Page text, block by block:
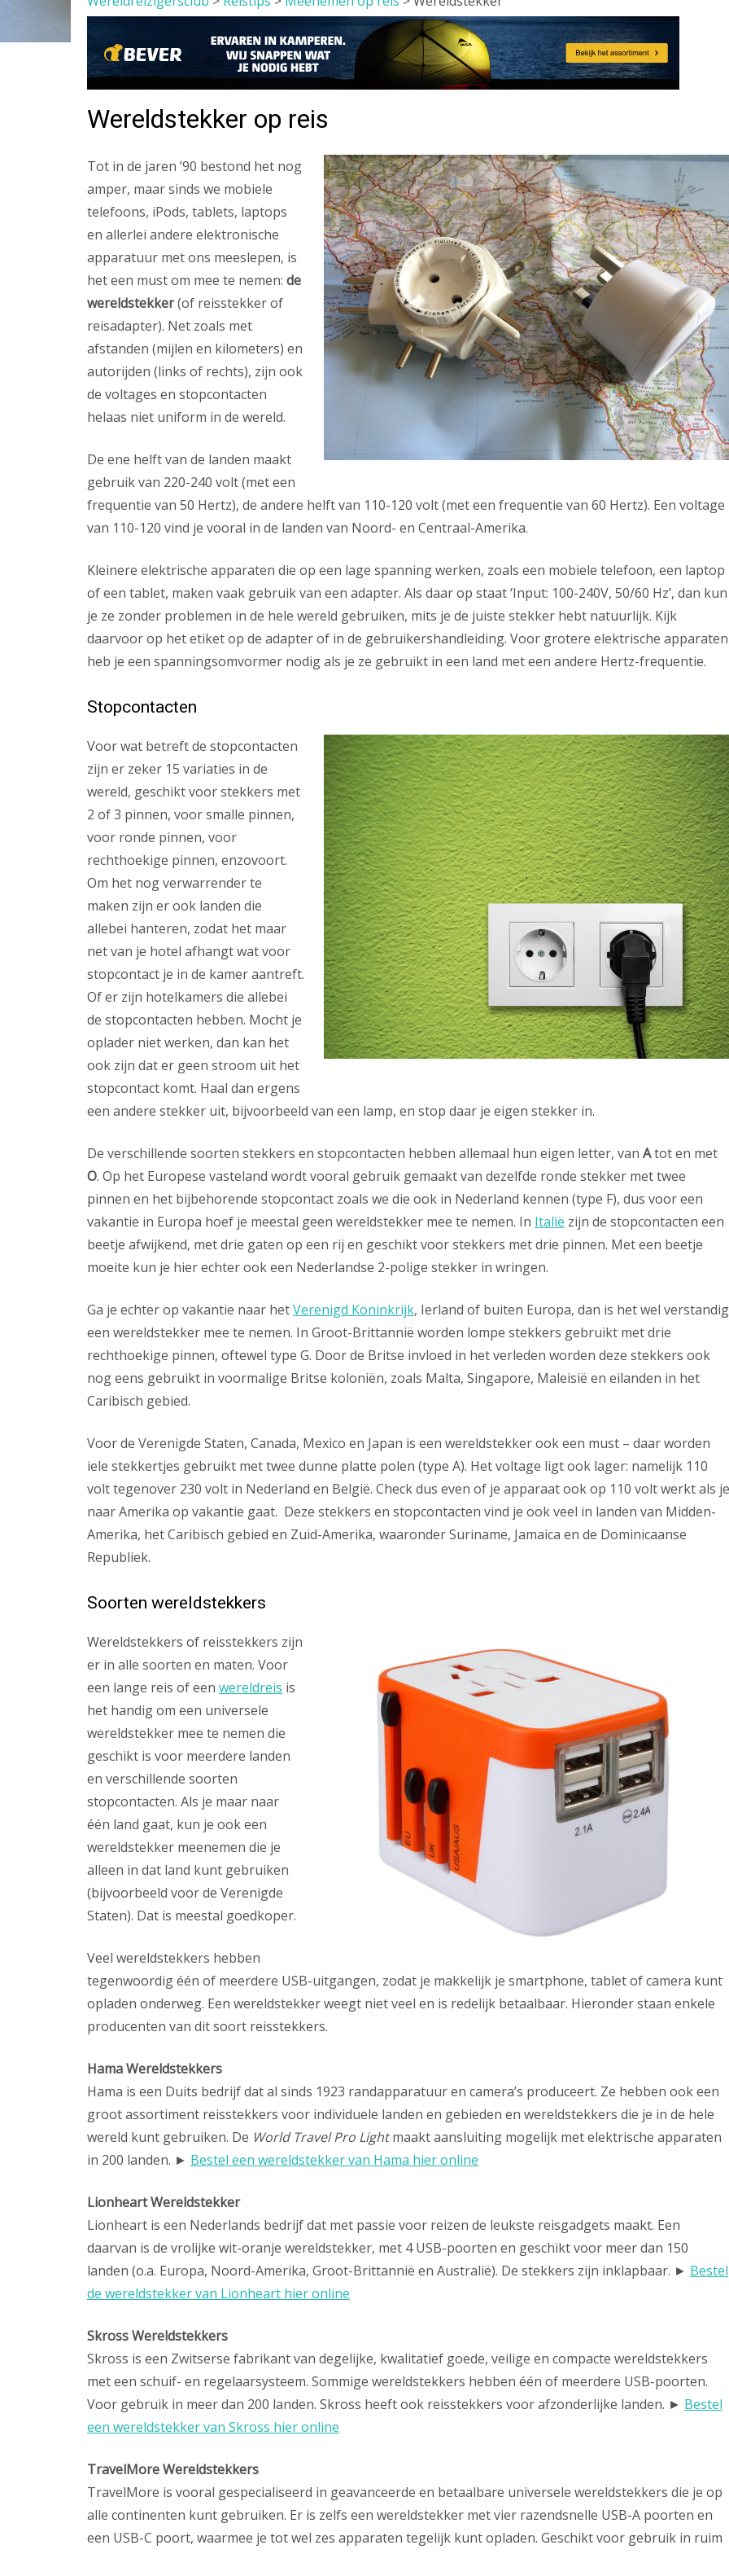
Wereldstekker op reis
Tot in de jaren ’90 bestond het nog
amper, maar sinds we mobiele
telefoons, iPods, tablets, laptops
en allerlei andere elektronische
apparatuur met ons meeslepen, is
het een must om mee te nemen: de
wereldstekker(of reisstekker of
reisadapter). Net zoals met
afstanden (mijlen en kilometers) en
autorijden (links of rechts), zijn ook
de voltages en stopcontacten
helaas niet uniform in de wereld.
De ene helft van de landen maakt
gebruik van 220-240 volt (met een
frequentie van 50 Hertz), de andere helft van 110-120 volt (met een frequentie van 60 Hertz). Een voltage
van 110-120 vind je vooral in de landen van Noord- en Centraal-Amerika.
Kleinere elektrische apparaten die op een lage spanning werken, zoals een mobiele telefoon, een laptop
of een tablet, maken vaak gebruik van een adapter. Als daar op staat ‘Input: 100-240V, 50/60 Hz’, dan kun
je ze zonder problemen in de hele wereld gebruiken, mits je de juiste stekker hebt natuurlijk. Kijk
daarvoor op het etiket op de adapter of in de gebruikershandleiding. Voor grotere elektrische apparaten
heb je een spanningsomvormer nodig als je ze gebruikt in een land met een andere Hertz-frequentie.
Stopcontacten
Voor wat betreft de stopcontacten
zijn er zeker 15 variaties in de
wereld, geschikt voor stekkers met
2 of 3 pinnen, voor smalle pinnen,
voor ronde pinnen, voor
rechthoekige pinnen, enzovoort.
Om het nog verwarrender te
maken zijn er ook landen die
allebei hanteren, zodat het maar
net van je hotel afhangt wat voor
stopcontact je in de kamer aantreft.
Of er zijn hotelkamers die allebei
de stopcontacten hebben. Mocht je
oplader niet werken, dan kan het
ook zijn dat er geen stroom uit het
stopcontact komt. Haal dan ergens
een andere stekker uit, bijvoorbeeld van een lamp, en stop daar je eigen stekker in.
De verschillende soorten stekkers en stopcontacten hebben allemaal hun eigen letter, van Atot en met
O. Op het Europese vasteland wordt vooral gebruik gemaakt van dezelfde ronde stekker met twee
pinnen en het bijbehorende stopcontact zoals we die ook in Nederland kennen (type F), dus voor een
vakantie in Europa hoef je meestal geen wereldstekker mee te nemen. In Italië zijn de stopcontacten een
beetje afwijkend, met drie gaten op een rij en geschikt voor stekkers met drie pinnen. Met een beetje
moeite kun je hier echter ook een Nederlandse 2-polige stekker in wringen.
Ga je echter op vakantie naar hetVerenigd Koninkrijk, Ierland of buiten Europa, dan is het wel verstandig
een wereldstekker mee te nemen. In Groot-Brittannië worden lompe stekkers gebruikt met drie
rechthoekige pinnen, oftewel type G. Door de Britse invloed in het verleden worden deze stekkers ook
nog eens gebruikt in voormalige Britse koloniën, zoals Malta, Singapore, Maleisië en eilanden in het
Caribisch gebied.
Voor de Verenigde Staten, Canada, Mexico en Japan is een wereldstekker ook een must – daar worden
iele stekkertjes gebruikt met twee dunne platte polen (type A). Het voltage ligt ook lager: namelijk 110
volt tegenover 230 volt in Nederland en België. Check dus even of je apparaat ook op 110 volt werkt als je
naar Amerika op vakantie gaat. Deze stekkers en stopcontacten vind je ook veel in landen van Midden-
Amerika, het Caribisch gebied en Zuid-Amerika, waaronder Suriname, Jamaica en de Dominicaanse
Republiek.
Soorten wereldstekkers
Wereldstekkers of reisstekkers zijn
er in alle soorten en maten. Voor
een lange reis of een wereldreis is
het handig om een universele
wereldstekker mee te nemen die
geschikt is voor meerdere landen
en verschillende soorten
stopcontacten. Als je maar naar
één land gaat, kun je ook een
wereldstekker meenemen die je
alleen in dat land kunt gebruiken
(bijvoorbeeld voor de Verenigde
Staten). Dat is meestal goedkoper.
Veel wereldstekkers hebben
tegenwoordig één of meerdere USB-uitgangen, zodat je makkelijk je smartphone, tablet of camera kunt
opladen onderweg. Een wereldstekker weegt niet veel en is redelijk betaalbaar. Hieronder staan enkele
producenten van dit soort reisstekkers.
Hama Wereldstekkers
Hama is een Duits bedrijf dat al sinds 1923 randapparatuur en camera’s produceert. Ze hebben ook een
groot assortiment reisstekkers voor individuele landen en gebieden en wereldstekkers die je in de hele
wereld kunt gebruiken. De World Travel Pro Lightmaakt aansluiting mogelijk met elektrische apparaten
in 200 landen. ► Bestel een wereldstekker van Hama hier online
Lionheart Wereldstekker
Lionheart is een Nederlands bedrijf dat met passie voor reizen de leukste reisgadgets maakt. Een
daarvan is de vrolijke wit-oranje wereldstekker, met 4 USB-poorten en geschikt voor meer dan 150
landen (o.a. Europa, Noord-Amerika, Groot-Brittannië en Australië). De stekkers zijn inklapbaar. ► Bestel
de wereldstekker van Lionheart hier online
Skross Wereldstekkers
Skross is een Zwitserse fabrikant van degelijke, kwalitatief goede, veilige en compacte wereldstekkers
met een schuif- en regelaarsysteem. Sommige wereldstekkers hebben één of meerdere USB-poorten.
Voor gebruik in meer dan 200 landen. Skross heeft ook reisstekkers voor afzonderlijke landen. ► Bestel
een wereldstekker van Skross hier online
TravelMore Wereldstekkers
TravelMore is vooral gespecialiseerd in geavanceerde en betaalbare universele wereldstekkers die je op
alle continenten kunt gebruiken. Er is zelfs een wereldstekker met vier razendsnelle USB-A poorten en
een USB-C poort, waarmee je tot wel zes apparaten tegelijk kunt opladen. Geschikt voor gebruik in ruim